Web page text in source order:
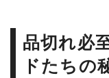
品切れ必
ドたちの